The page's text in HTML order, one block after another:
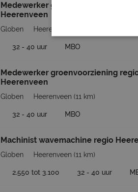
Medewerker groenvoorziening regio
Heerenveen
Globen Heerenveen
32 - 40 uur MBO
Medewerker groenvoorziening
Heerenveen
Globen Heerenveen (11 km)
32 - 40 uur MBO
Machinist wavemachine regio
Globen Heerenveen (11 km)
2.550 tot 3.100 32 - 40 uur